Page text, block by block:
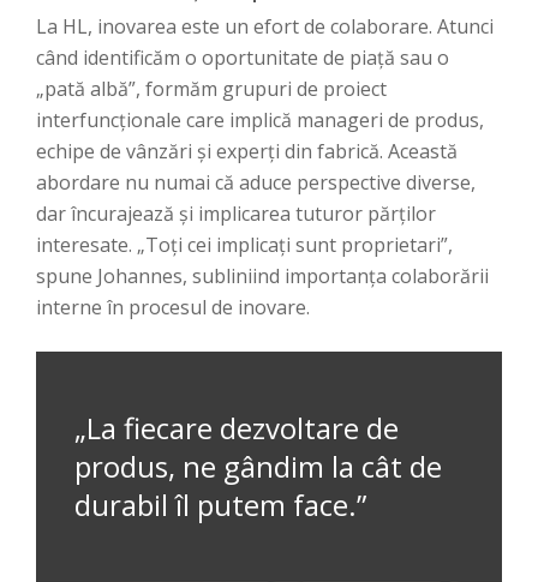
La HL, inovarea este un efort de colaborare. Atunci
când identificăm o oportunitate de piață sau o
„pată albă”, formăm grupuri de proiect
interfuncționale care implică manageri de produs,
echipe de vânzări și experți din fabrică. Această
abordare nu numai că aduce perspective diverse,
dar încurajează și implicarea tuturor părților
interesate. „Toți cei implicați sunt proprietari”,
spune Johannes, subliniind importanța colaborării
interne în procesul de inovare.
„La fiecare dezvoltare de
produs, ne gândim la cât de
durabil îl putem face.”